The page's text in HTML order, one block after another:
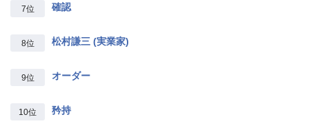
7位 確認
8位 松村謙三 (実業家)
9位 オーダー
10位 矜持